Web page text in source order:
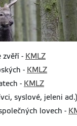
zvěří - KMLZ
- KMLZ
- KMLZ
syslové, jeleni
lovech -